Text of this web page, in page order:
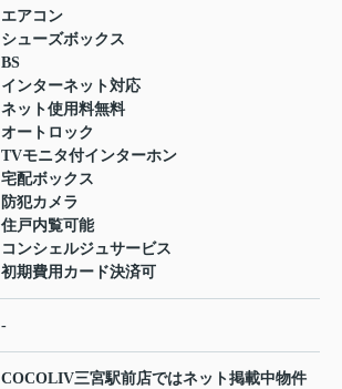
エアコン
シューズボックス
BS
インターネット対応
ネット使用料無料
オートロック
TVモニタ付インターホン
宅配ボックス
防犯カメラ
住戸内覧可能
コンシェルジュサービス
初期費用カード決済可
-
COCOLIV三宮駅前店ではネット掲載中物件